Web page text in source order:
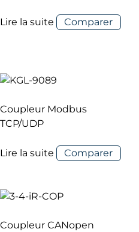
Lire la suite Comparer
Coupleur Modbus
TCP/UDP
Lire la suite Comparer
Coupleur CANopen